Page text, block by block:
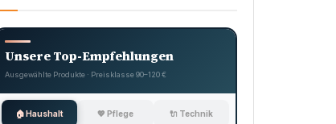
Unsere Top-Empfehlungen
Ausgewählte Produkte · Preisklasse 90–120 €
🏠 Haushalt 💖 Pflege 🔌 Technik